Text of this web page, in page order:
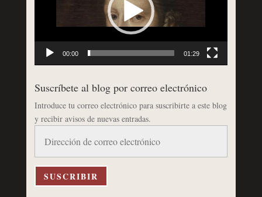
00:00 01:29
Suscríbete al blog por correo electrónico
Introduce tu correo electrónico para suscribirte a este blog
y recibir avisos de nuevas entradas.
correo
electrónico
SUSCRIBIR